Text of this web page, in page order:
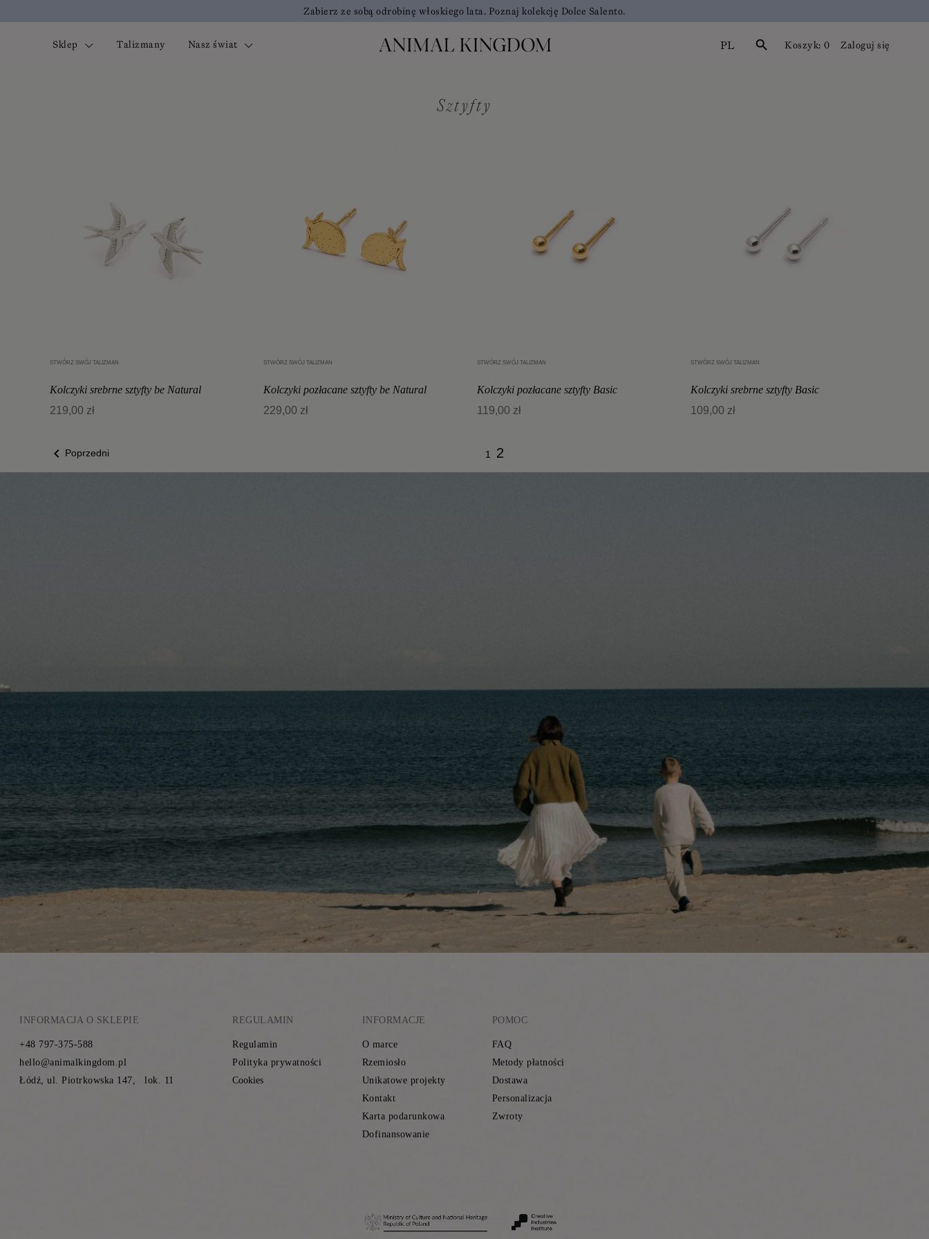
Zabierz ze sobą odrobinę włoskiego lata. Poznaj kolekcję Dolce Salento.
Sklep Talizmany Nasz świat PL search Koszyk: 0 Zaloguj się
Sztyfty
Dodaj do koszyka
STWÓRZ SWÓJ TALIZMAN
Kolczyki srebrne sztyfty be Natural
219,00 zł
Dodaj do koszyka
STWÓRZ SWÓJ TALIZMAN
Kolczyki pozłacane sztyfty be Natural
229,00 zł
Dodaj do koszyka
STWÓRZ SWÓJ TALIZMAN
Kolczyki pozłacane sztyfty Basic
119,00 zł
Dodaj do koszyka
STWÓRZ SWÓJ TALIZMAN
Kolczyki srebrne sztyfty Basic
109,00 zł
 Poprzedni 1 2
INFORMACJA O SKLEPIE
+48 797-375-588
hello@animalkingdom.pl
Łódź, ul. Piotrkowska 147, lok. 11
REGULAMIN
Regulamin
Polityka prywatności
Cookies
INFORMACJE
O marce
Rzemiosło
Unikatowe projekty
Kontakt
Karta podarunkowa
Dofinansowanie
POMOC
FAQ
Metody płatności
Dostawa
Personalizacja
Zwroty